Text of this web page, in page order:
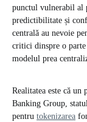
punctul vulnerabil al
predictibilitate și
centrală au nevoie
critici dinspre o
modelul prea
Realitatea este că un
Banking Group,
pentru tokenizarea